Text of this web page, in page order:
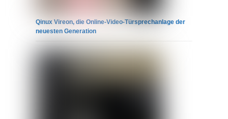
Qinux Vireon, die Online-Video-Türsprechanlage der
neuesten Generation